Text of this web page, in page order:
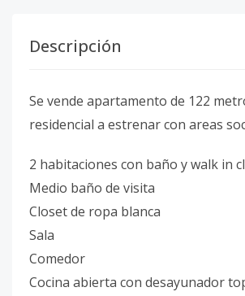
Descripción
Se vende apartamento de 122
residencial a estrenar con areas
2 habitaciones con baño y walk in
Medio baño de visita
Closet de ropa blanca
Sala
Comedor
Cocina abierta con desayunador